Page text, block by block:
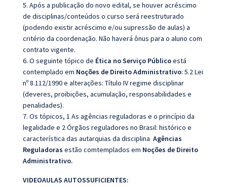
5. Após a publicação do novo edital, se houver acréscimo
de disciplinas/conteúdos o curso será reestruturado
(podendo existir acréscimo e/ou supressão de aulas) a
critério da coordenação. Não haverá ônus para o aluno com
contrato vigente.
6. O seguinte tópico de Ética no Serviço Públicoestá
contemplado em Noções de Direito Administrativo: 5.2 Lei
nº 8.112/1990 e alterações: Título IV regime disciplinar
(deveres, proibições, acumulação, responsabilidades e
penalidades).
7. Os tópicos, 1 As agências reguladoras e o princípio da
legalidade e 2 Órgãos reguladores no Brasil: histórico e
característica das autarquias da disciplina Agências
Reguladoras estão comtemplados em Noções de Direito
Administrativo.
VIDEOAULAS AUTOSSUFICIENTES: